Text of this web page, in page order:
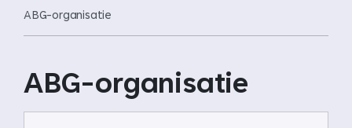
ABG-organisatie
ABG-organisatie